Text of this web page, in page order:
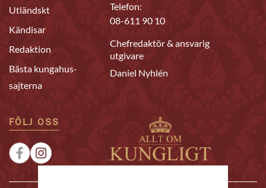
Utländskt
Kändisar
Redaktion
Bästa kungahus-
sajterna
Telefon:
08-611 90 10
Chefredaktör & ansvarig
utgivare
Daniel Nyhlén
FÖLJ OSS